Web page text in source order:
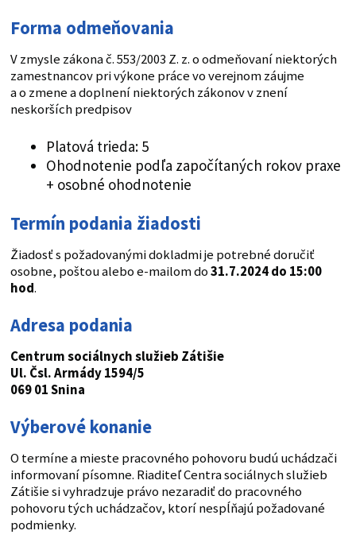
Forma odmeňovania
V zmysle zákona č. 553/2003 Z. z. o odmeňovaní niektorých
zamestnancov pri výkone práce vo verejnom záujme
a o zmene a doplnení niektorých zákonov v znení
neskorších predpisov
Platová trieda: 5
Ohodnotenie podľa započítaných rokov praxe
+ osobné ohodnotenie
Termín podania žiadosti
Žiadosť s požadovanými dokladmi je potrebné doručiť
osobne, poštou alebo e-mailom do31.7.2024 do 15:00
hod.
Adresa podania
Centrum sociálnych služieb Zátišie
Ul. Čsl. Armády 1594/5
069 01 Snina
Výberové konanie
O termíne a mieste pracovného pohovoru budú uchádzači
informovaní písomne. Riaditeľ Centra sociálnych služieb
Zátišie si vyhradzuje právo nezaradiť do pracovného
pohovoru tých uchádzačov, ktorí nespĺňajú požadované
podmienky.